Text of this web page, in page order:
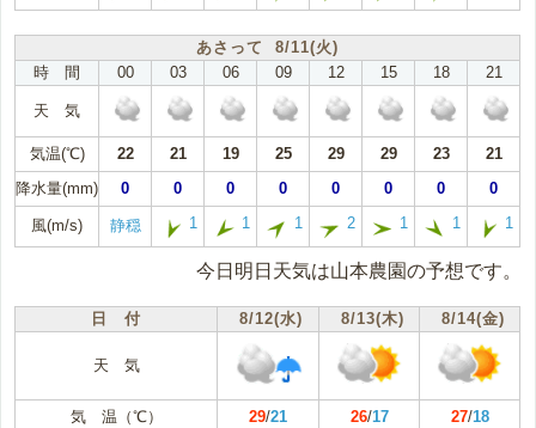
あさって 8/11(火)
時 間
00 03 06 09 12 15 18 21
天 気
気温(℃) 22 21 19 25 29 29 23
21
降水量(mm)
0 0 0 0 0 0 0 0
風(m/s) 静穏 1 1 1 2 1 1 1
今日明日天気は山本農園の予想です。
日 付 8/12(水) 8/13(木) 8/14(金)
天 気
気 温（℃） 29/21 26/17 27/18